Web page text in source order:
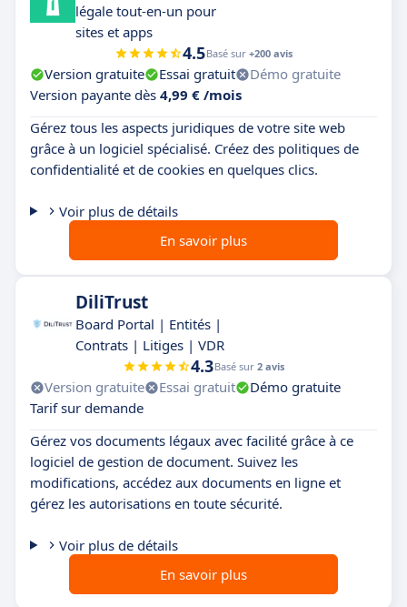
légale tout-en-un pour
sites et apps
4.5Basé sur +200 avis
Version gratuite Essai gratuit
Démo gratuite
Version payante dès 4,99 € /mois
Gérez tous les aspects juridiques de votre site web
grâce à un logiciel spécialisé. Créez des politiques de
confidentialité et de cookies en quelques clics.
Voir plus de détails
En savoir plus
DiliTrust
Board Portal | Entités |
Contrats | Litiges | VDR
4.3Basé sur 2 avis
Version gratuite Essai gratuit
Démo gratuite
Tarif sur demande
Gérez vos documents légaux avec facilité grâce à ce
logiciel de gestion de document. Suivez les
modifications, accédez aux documents en ligne et
gérez les autorisations en toute sécurité.
Voir plus de détails
En savoir plus